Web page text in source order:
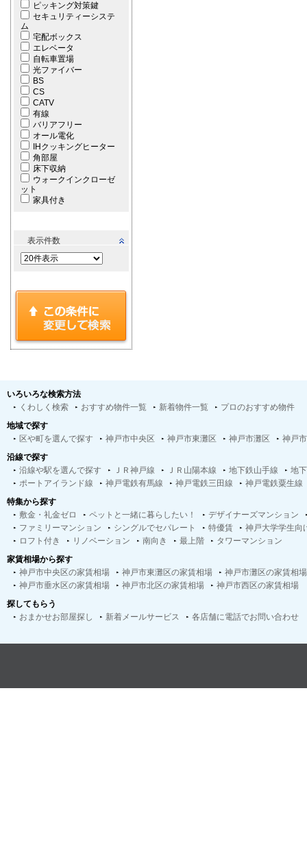
ピッキング対策鍵
セキュリティーシステ
ム
宅配ボックス
エレベータ
自転車置場
光ファイバー
BS
CS
CATV
有線
バリアフリー
オール電化
IHクッキングヒーター
角部屋
床下収納
ウォークインクローゼ
ット
家具付き
表示件数
いろいろな検索方法
くわしく検索
おすすめ物件一覧 新着物件一覧
プロのおすすめ物件
地域で探す
区や町を選んで探す
神戸市中央区 神戸市東灘区 神戸市灘区
神戸
沿線で探す
沿線や駅を選んで探す
ＪＲ神戸線 ＪＲ山陽本線 地下鉄山手線
地
ポートアイランド線
神戸電鉄有馬線 神戸電鉄三田線
神戸電鉄粟生線
特集から探す
敷金・礼金ゼロ
ペットと一緒に暮らしたい！
デザイナーズマンション
ファミリーマンション
シングルでセパレート 特優賃
神戸大学学生向
ロフト付き
リノベーション 南向き 最上階
タワーマンション
家賃相場から探す
神戸市中央区の家賃相場
神戸市東灘区の家賃相場
神戸市灘区の家賃相場
神戸市垂水区の家賃相場
神戸市北区の家賃相場
神戸市西区の家賃相場
探してもらう
おまかせお部屋探し
新着メールサービス 各店舗に電話でお問い合わせ